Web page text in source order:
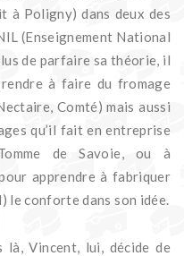
à Poligny) dans deux des
(Enseignement National
de parfaire sa théorie, il
à faire du fromage
Comté) mais aussi
qu’il fait en entreprise
de Savoie, ou à
apprendre à fabriquer
le conforte dans son idée.
là, Vincent, lui, décide de